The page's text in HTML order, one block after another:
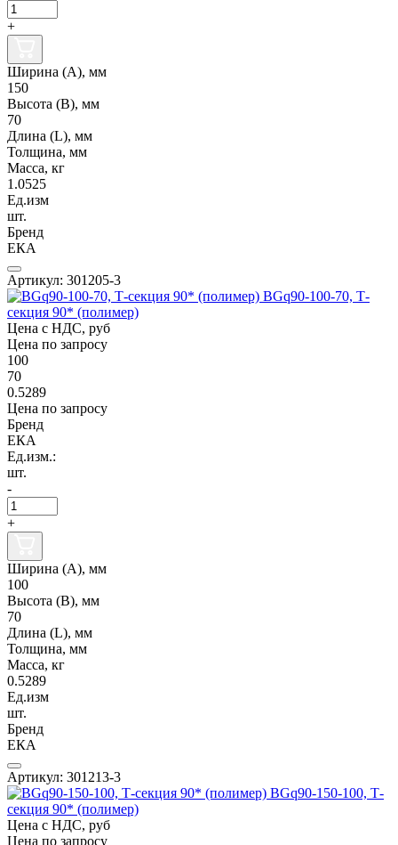
+
Ширина (А), мм
150
Высота (В), мм
70
Длина (L), мм
Толщина, мм
Масса, кг
1.0525
Ед.изм
шт.
Бренд
ЕКА
Артикул: 301205-3
BGq90-100-70, Т-
секция 90* (полимер)
Цена с НДС, руб
Цена по запросу
100
70
0.5289
Цена по запросу
Бренд
ЕКА
Ед.изм.:
шт.
-
+
Ширина (А), мм
100
Высота (В), мм
70
Длина (L), мм
Толщина, мм
Масса, кг
0.5289
Ед.изм
шт.
Бренд
ЕКА
Артикул: 301213-3
BGq90-150-100, Т-
секция 90* (полимер)
Цена с НДС, руб
Цена по запросу